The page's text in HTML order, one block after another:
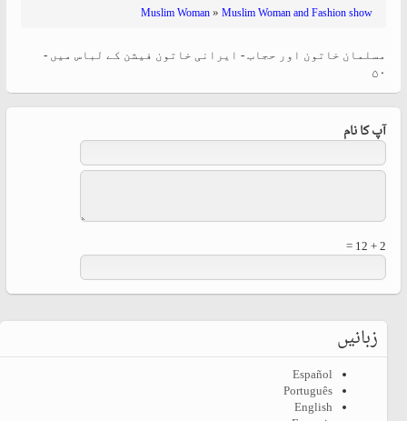
Muslim Woman » Muslim Woman and Fashion show
مسلمان خاتون اور حجاب - ایرانی خاتون فیشن کے لباس میں -
۵۰
آپ کا نام
2 + 12 =
زبانیں
Español
Português
English